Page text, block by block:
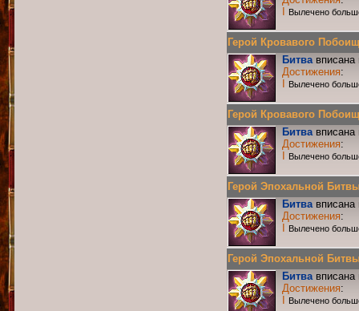
Вылечено
Герой Кровавого
Битвавписана
Достижения:
Вылечено
Герой Кровавого
Битвавписана
Достижения:
Вылечено
Герой Эпохальной
Битвавписана
Достижения:
Вылечено
Герой Эпохальной
Битвавписана
Достижения:
Вылечено